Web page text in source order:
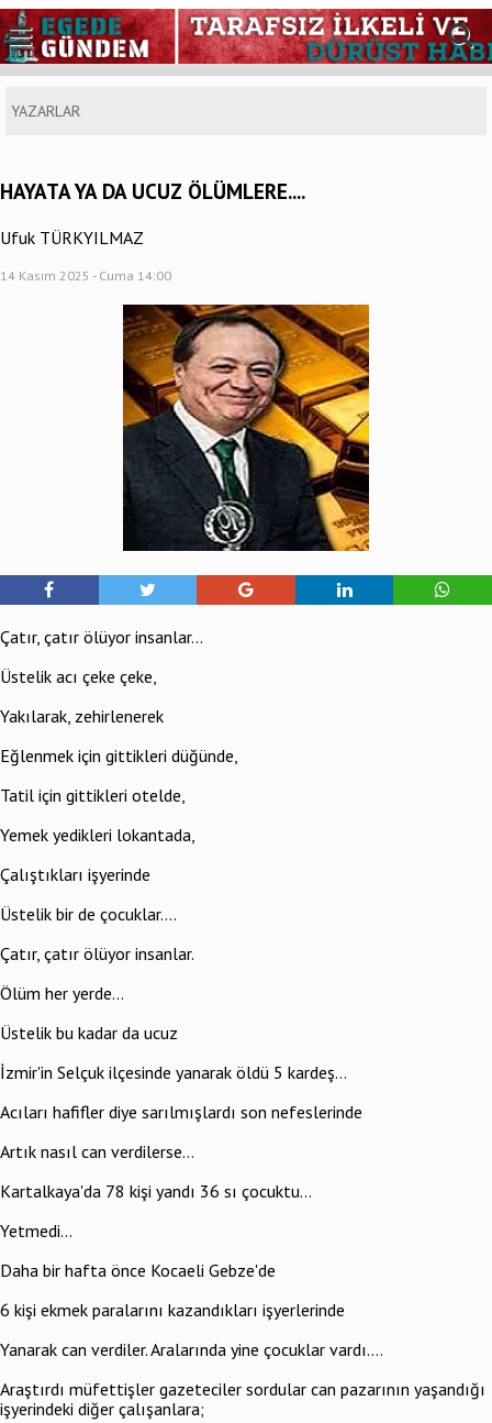
YAZARLAR
HAYATA YA DA UCUZ ÖLÜMLERE....
Ufuk TÜRKYILMAZ
14 Kasım 2025 - Cuma 14:00
Çatır, çatır ölüyor insanlar...
Üstelik acı çeke çeke,
Yakılarak, zehirlenerek
Eğlenmek için gittikleri düğünde,
Tatil için gittikleri otelde,
Yemek yedikleri lokantada,
Çalıştıkları işyerinde
Üstelik bir de çocuklar....
Çatır, çatır ölüyor insanlar.
Ölüm her yerde...
Üstelik bu kadar da ucuz
İzmir'in Selçuk ilçesinde yanarak öldü 5 kardeş...
Acıları hafifler diye sarılmışlardı son nefeslerinde
Artık nasıl can verdilerse...
Kartalkaya'da 78 kişi yandı 36 sı çocuktu...
Yetmedi...
Daha bir hafta önce Kocaeli Gebze'de
6 kişi ekmek paralarını kazandıkları işyerlerinde
Yanarak can verdiler. Aralarında yine çocuklar vardı....
Araştırdı müfettişler gazeteciler sordular can pazarının yaşandığı
işyerindeki diğer çalışanlara;